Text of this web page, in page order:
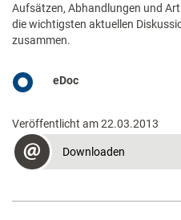
Aufsätzen, Abhandlungen und
die wichtigsten aktuellen
zusammen.
eDoc
Veröffentlicht am 22.03.2013
Downloaden